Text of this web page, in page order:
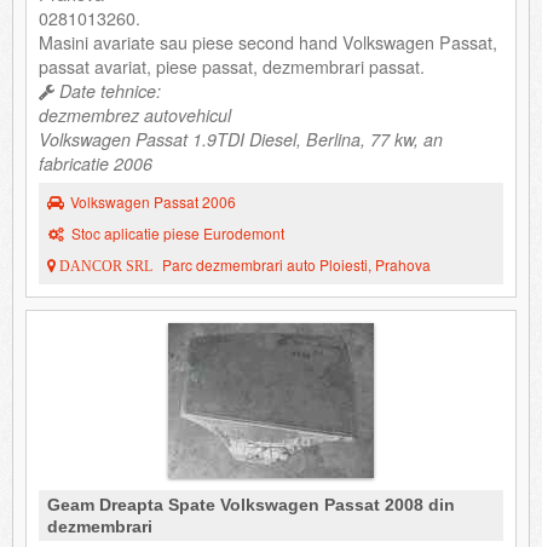
0281013260.
Masini avariate sau piese second hand Volkswagen Passat,
passat avariat, piese passat, dezmembrari passat.
Date tehnice:
dezmembrez autovehicul
Volkswagen Passat 1.9TDI Diesel, Berlina, 77 kw, an
fabricatie 2006
Volkswagen Passat 2006
Stoc aplicatie piese Eurodemont
DANCOR SRL Parc dezmembrari auto Ploiesti, Prahova
Geam Dreapta Spate Volkswagen Passat 2008 din
dezmembrari